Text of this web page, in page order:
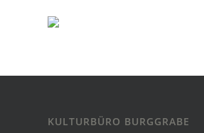
KULTURBÜRO BURGGRABE